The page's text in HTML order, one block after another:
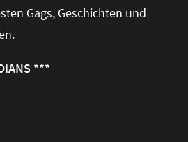
Gags, Geschichten und
***